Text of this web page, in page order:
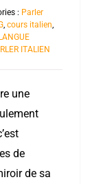
: Parler
, cours italien,
LANGUE
ITALIEN
une
de
de sa